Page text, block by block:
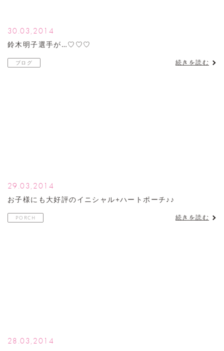
30.03,2014
鈴木明子選手が…♡♡♡
ブログ 続きを読む
29.03,2014
お子様にも大好評のイニシャル+ハートポーチ♪♪
PORCH 続きを読む
28.03,2014